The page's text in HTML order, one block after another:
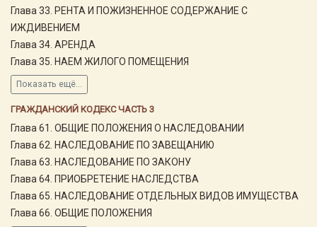
Глава 33. РЕНТА И ПОЖИЗНЕННОЕ СОДЕРЖАНИЕ С
ИЖДИВЕНИЕМ
Глава 34. АРЕНДА
Глава 35. НАЕМ ЖИЛОГО ПОМЕЩЕНИЯ
Показать ещё...
ГРАЖДАНСКИЙ КОДЕКС ЧАСТЬ 3
Глава 61. ОБЩИЕ ПОЛОЖЕНИЯ О НАСЛЕДОВАНИИ
Глава 62. НАСЛЕДОВАНИЕ ПО ЗАВЕЩАНИЮ
Глава 63. НАСЛЕДОВАНИЕ ПО ЗАКОНУ
Глава 64. ПРИОБРЕТЕНИЕ НАСЛЕДСТВА
Глава 65. НАСЛЕДОВАНИЕ ОТДЕЛЬНЫХ ВИДОВ ИМУЩЕСТВА
Глава 66. ОБЩИЕ ПОЛОЖЕНИЯ